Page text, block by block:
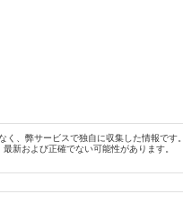
、弊サービスで独自に収集した情報です。
新および正確でない可能性があります。